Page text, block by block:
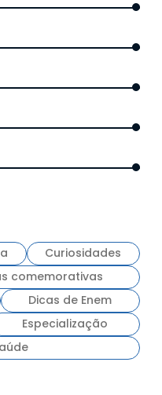
Curiosidades
comemorativas
Dicas de Enem
Especialização